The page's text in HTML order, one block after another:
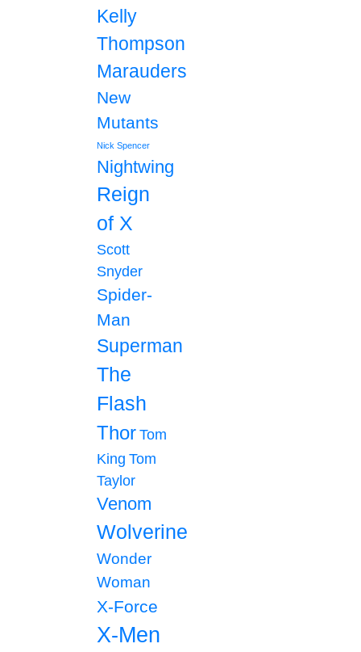
Kelly
Thompson
Marauders
New
Mutants
Nick Spencer
Nightwing
Reign
of X
Scott
Snyder
Spider-
Man
Superman
The
Flash
Thor Tom
King Tom
Taylor
Venom
Wolverine
Wonder
Woman
X-Force
X-Men